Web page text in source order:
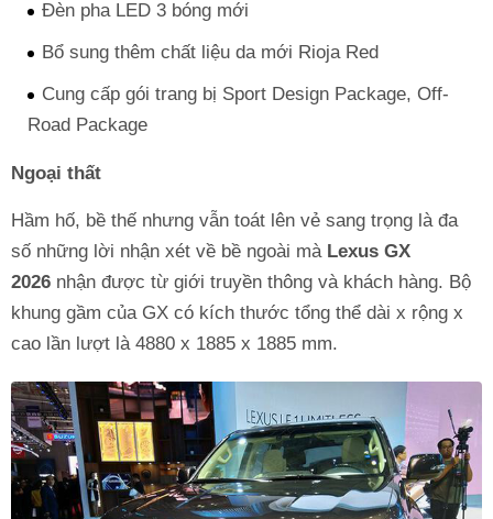
Đèn pha LED 3 bóng mới
Bổ sung thêm chất liệu da mới Rioja Red
Cung cấp gói trang bị Sport Design Package, Off-
Road Package
Ngoại thất
Hầm hố, bề thế nhưng vẫn toát lên vẻ sang trọng là đa
số những lời nhận xét về bề ngoài mà Lexus GX
2026 nhận được từ giới truyền thông và khách hàng. Bộ
khung gầm của GX có kích thước tổng thể dài x rộng x
cao lần lượt là 4880 x 1885 x 1885 mm.